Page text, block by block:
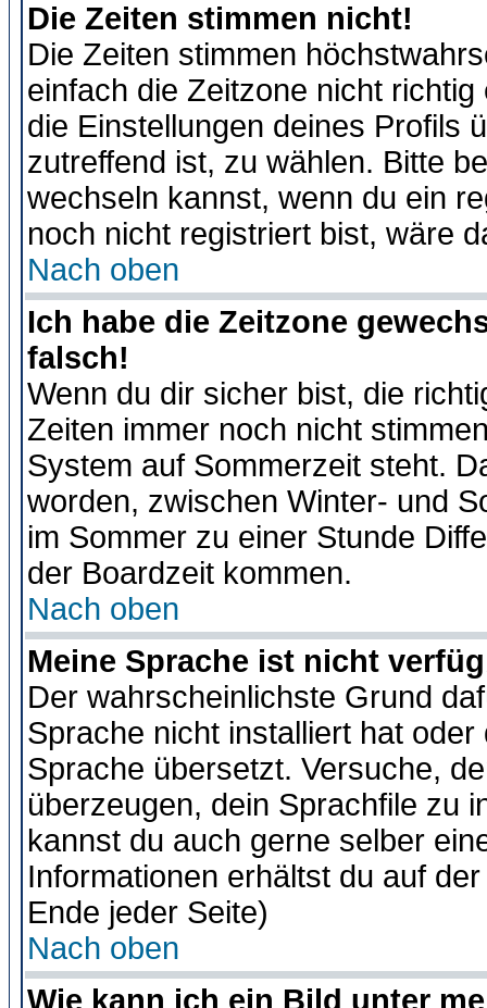
Die Zeiten stimmen nicht!
Die Zeiten stimmen
einfach die Zeitzone nicht
die Einstellungen deines Profils
zutreffend ist, zu wählen. Bitte
wechseln kannst, wenn du ein
noch nicht registriert bist, wäre
Nach oben
Ich habe die Zeitzone
falsch!
Wenn du dir sicher bist, die
Zeiten immer noch nicht
System auf Sommerzeit steht.
worden, zwischen Winter- und
im Sommer zu einer Stunde
der Boardzeit kommen.
Nach oben
Meine Sprache ist nicht
Der wahrscheinlichste Grund
Sprache nicht installiert hat
Sprache übersetzt. Versuche,
überzeugen, dein Sprachfile zu
kannst du auch gerne selber
Informationen erhältst du auf
Ende jeder Seite)
Nach oben
Wie kann ich ein Bild unter